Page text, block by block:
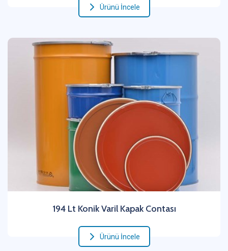
Ürünü İncele
194 Lt Konik Varil Kapak Contası
Ürünü İncele